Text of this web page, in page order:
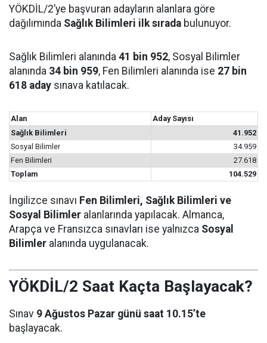
YÖKDİL/2’ye başvuran adayların alanlara göre
dağılımında Sağlık Bilimleri ilk sırada bulunuyor.
Sağlık Bilimleri alanında 41 bin 952, Sosyal Bilimler
alanında 34 bin 959, Fen Bilimleri alanında ise 27 bin
618 aday sınava katılacak.
Alan
Aday Sayısı
Sağlık Bilimleri
41.952
Sosyal Bilimler
34.959
Fen Bilimleri
27.618
Toplam
104.529
İngilizce sınavı Fen Bilimleri, Sağlık Bilimleri ve
Sosyal Bilimler alanlarında yapılacak. Almanca,
Arapça ve Fransızca sınavları ise yalnızca Sosyal
Bilimler alanında uygulanacak.
YÖKDİL/2 Saat Kaçta Başlayacak?
Sınav 9 Ağustos Pazar günü saat 10.15’te
başlayacak.